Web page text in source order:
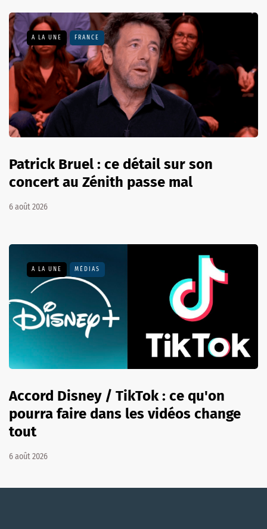
A LA UNE FRANCE
Patrick Bruel : ce détail sur son
concert au Zénith passe mal
6 août 2026
A LA UNE MÉDIAS
Accord Disney / TikTok : ce qu'on
pourra faire dans les vidéos change
tout
6 août 2026